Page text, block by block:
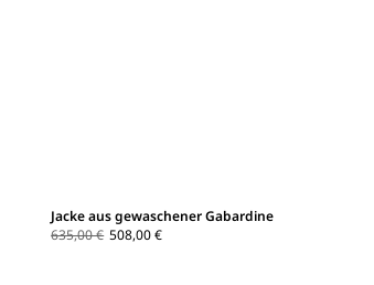
Jacke aus gewaschener Gabardine
635,00 € 508,00 €